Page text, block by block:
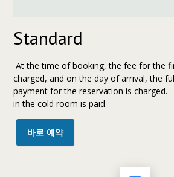
Standard
At the time of booking, the fee for the
charged, and on the day of arrival, the
payment for the reservation is charged.
in the cold room is paid.
바로 예약